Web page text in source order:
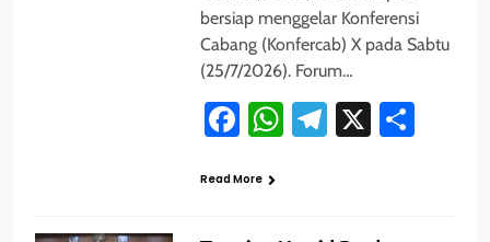
bersiap menggelar Konferensi
Cabang (Konfercab) X pada Sabtu
(25/7/2026). Forum…
Facebook
WhatsApp
Telegram
X
Read More